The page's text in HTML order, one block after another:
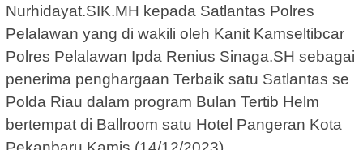
Nurhidayat.SIK.MH kepada Satlantas Polres
Pelalawan yang di wakili oleh Kanit Kamseltibcar
Polres Pelalawan Ipda Renius Sinaga.SH sebagai
penerima penghargaan Terbaik satu Satlantas se
Polda Riau dalam program Bulan Tertib Helm
bertempat di Ballroom satu Hotel Pangeran Kota